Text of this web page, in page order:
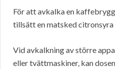
För att avkalka en
tillsätt en matsked citronsyra
Vid avkalkning av större
eller tvättmaskiner, kan